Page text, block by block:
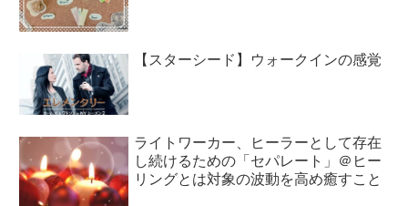
【スターシード】ウォークインの感覚
ライトワーカー、ヒーラーとして存在
し続けるための「セパレート」＠ヒー
リングとは対象の波動を高め癒すこと